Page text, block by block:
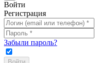
Войти
Регистрация
Забыли пароль?